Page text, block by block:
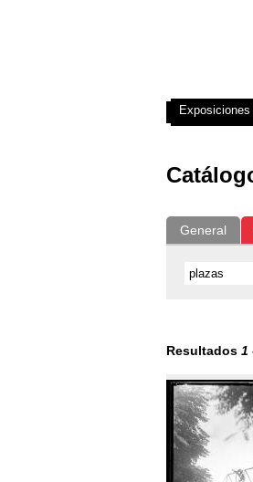
General
Resultados 1
Exposiciones